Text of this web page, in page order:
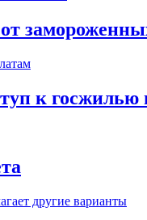
к